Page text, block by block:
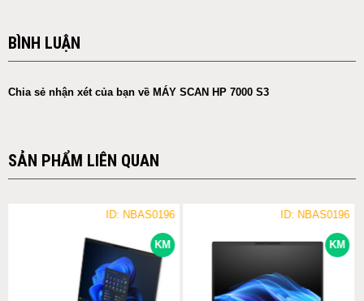
BÌNH LUẬN
Chia sẻ nhận xét của bạn về MÁY SCAN HP 7000 S3
SẢN PHẨM LIÊN QUAN
KM
ID: NBAS0196
KM
ID: NBAS0196